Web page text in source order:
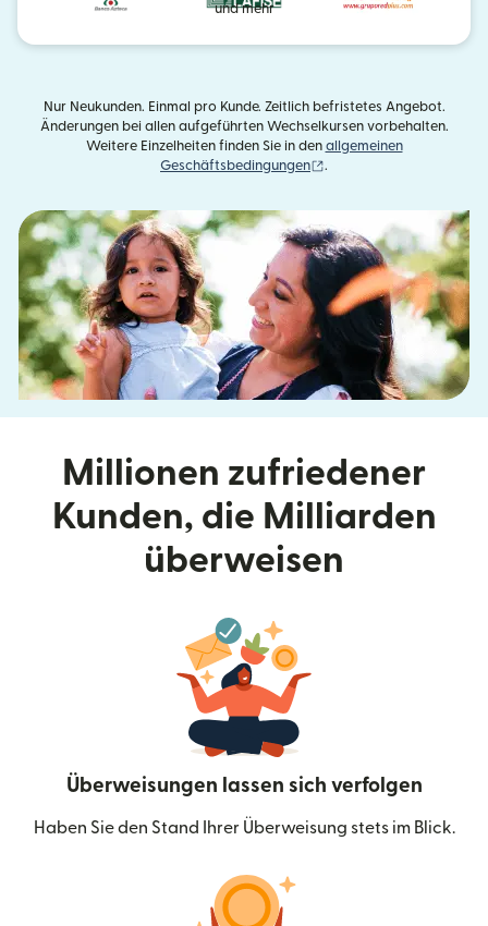
und mehr
Nur Neukunden. Einmal pro Kunde. Zeitlich befristetes Angebot.
Änderungen bei allen aufgeführten Wechselkursen vorbehalten.
Weitere Einzelheiten finden Sie in den allgemeinen
Geschäftsbedingungen
.
Millionen zufriedener
Kunden, die Milliarden
überweisen
Überweisungen lassen sich verfolgen
Haben Sie den Stand Ihrer Überweisung stets im Blick.